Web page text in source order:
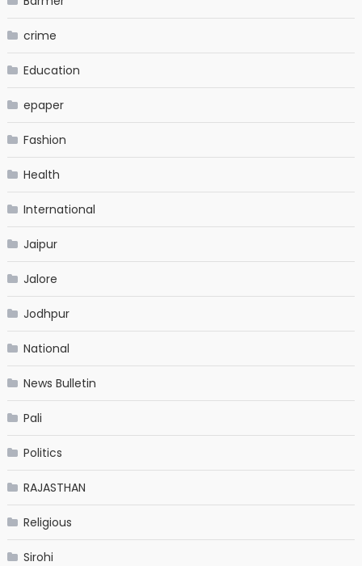
crime
Education
epaper
Fashion
Health
International
Jaipur
Jalore
Jodhpur
National
News Bulletin
Pali
Politics
RAJASTHAN
Religious
Sirohi